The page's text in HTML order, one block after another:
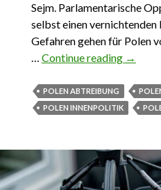
Sejm. Parlamentarische
selbst einen
Gefahren gehen für Polen
… Continue reading Das
→
POLEN ABTREIBUNG
POLEN INNENPOLITIK